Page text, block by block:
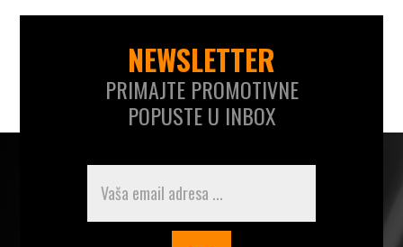
NEWSLETTER
PRIMAJTE PROMOTIVNE
POPUSTE U INBOX